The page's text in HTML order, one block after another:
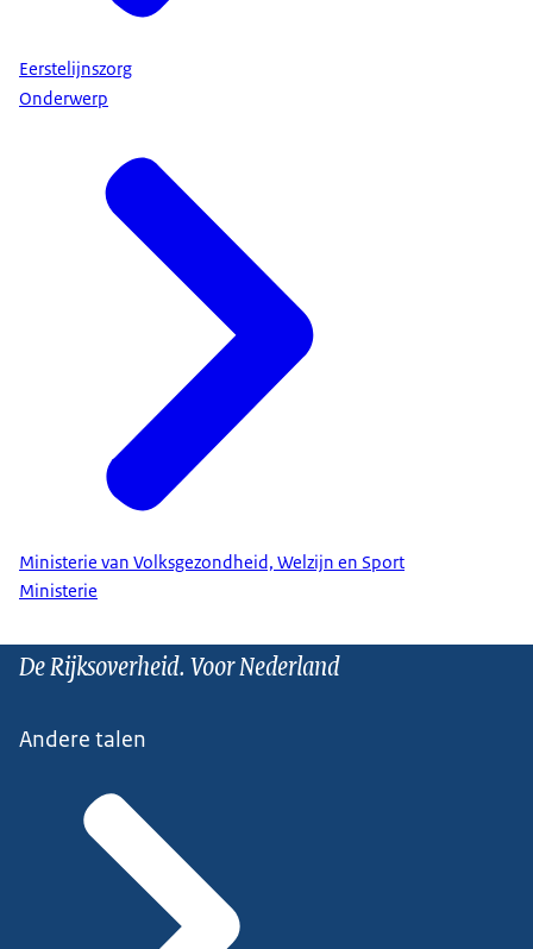
Eerstelijnszorg
Onderwerp
Ministerie van Volksgezondheid, Welzijn en Sport
Ministerie
De Rijksoverheid. Voor Nederland
Andere talen